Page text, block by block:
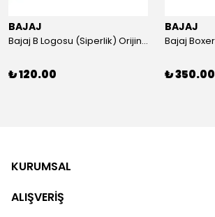
BAJAJ
Bajaj B Logosu (Siperlik) Orijinal
₺ 120.00
BAJAJ
₺ 350.00
KURUMSAL
ALIŞVERİŞ